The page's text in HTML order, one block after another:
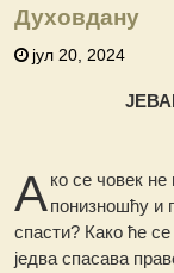
Духовдану
јул 20, 2024
Ако се човек
понизношћу и
спасти? Како ће
једва спасава